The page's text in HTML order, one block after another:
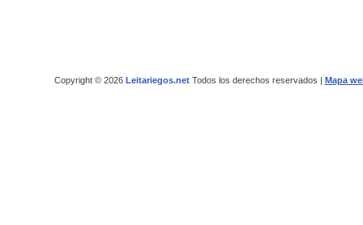
Copyright © 2026 Leitariegos.netTodos los derechos reservados | Mapa